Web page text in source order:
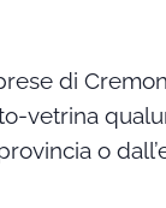
di
vetrina
o